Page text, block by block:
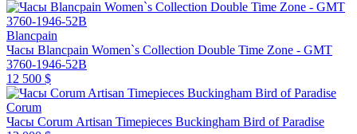
Blancpain
Часы Blancpain Women`s Collection Double Time Zone - GMT
3760-1946-52B
12 500 $
Corum
Часы Corum Artisan Timepieces Buckingham Bird of Paradise